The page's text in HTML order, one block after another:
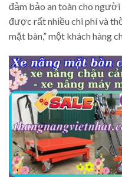
đảm bảo an toàn cho
được rất nhiều chi phí và
mặt bàn,” một khách hàng